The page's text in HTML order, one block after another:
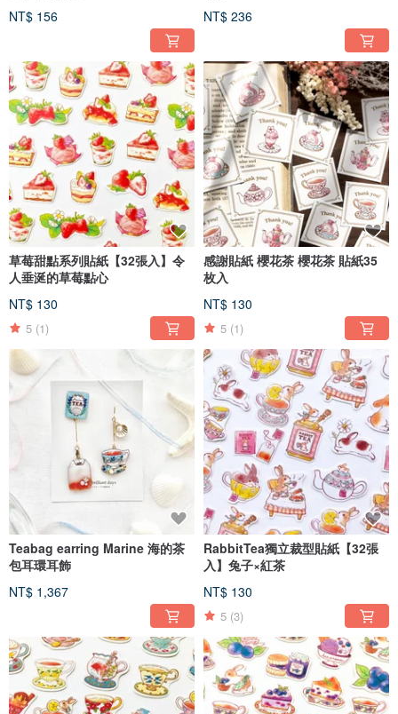
NT$ 156
NT$ 236
草莓甜點系列貼紙【32張入】令
人垂涎的草莓點心
NT$ 130
5 (1)
感謝貼紙 櫻花茶 櫻花茶 貼紙35
枚入
NT$ 130
5 (1)
Teabag earring Marine 海的茶
包耳環耳飾
NT$ 1,367
RabbitTea獨立裁型貼紙【32張
入】兔子×紅茶
NT$ 130
5 (3)